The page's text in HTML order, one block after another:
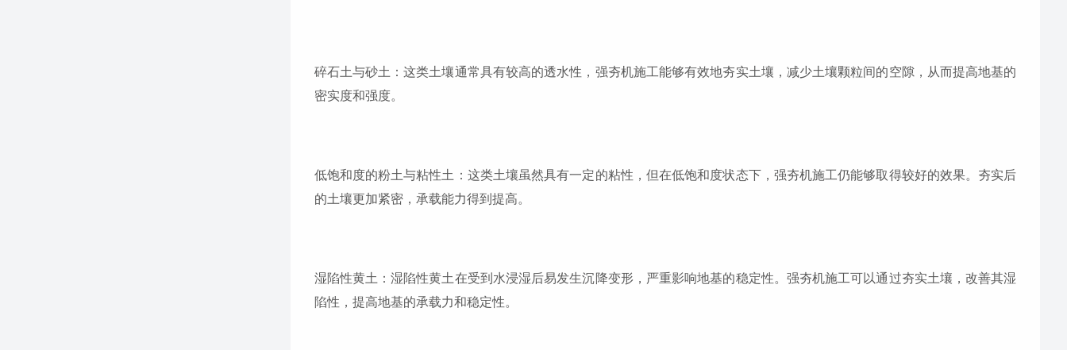
碎石土与砂土：这类土壤通常具有较高的透水性，强夯机施工能够有效地夯实土壤，减少土壤颗粒间的空隙，从而提高地基的
密实度和强度。
低饱和度的粉土与粘性土：这类土壤虽然具有一定的粘性，但在低饱和度状态下，强夯机施工仍能够取得较好的效果。夯实后
的土壤更加紧密，承载能力得到提高。
湿陷性黄土：湿陷性黄土在受到水浸湿后易发生沉降变形，严重影响地基的稳定性。强夯机施工可以通过夯实土壤，改善其湿
陷性，提高地基的承载力和稳定性。